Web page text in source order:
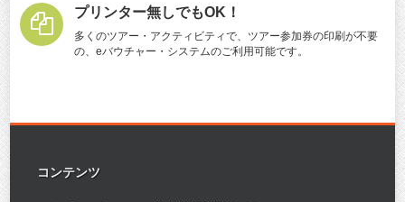
プリンター無しでもOK！
多くのツアー・アクティビティで、ツアー参加券の印刷が不要
の、eバウチャー・システムのご利用可能です。
コンテンツ